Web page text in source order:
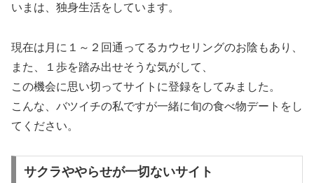
いまは、独身生活をしています。
現在は月に１～２回通ってるカウセリングのお陰もあり、
また、１歩を踏み出せそうな気がして、
この機会に思い切ってサイトに登録をしてみました。
こんな、バツイチの私ですが一緒に旬の食べ物デートをし
てください。
サクラややらせが一切ないサイト